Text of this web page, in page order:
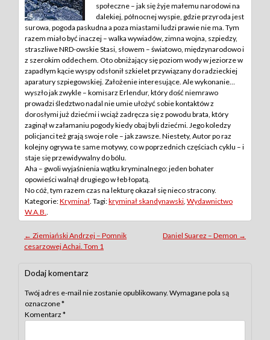
społeczne – jak się żyje małemu narodowi na
dalekiej, północnej wyspie, gdzie przyroda jest
surowa, pogoda paskudna a poza miastami ludzi prawie nie ma. Tym
razem miało być inaczej – walka wywiadów, zimna wojna, szpiedzy,
straszliwe NRD-owskie Stasi, słowem – światowo, międzynarodowo i
z szerokim oddechem. Oto obniżający się poziom wody w jeziorze w
zapadłym kącie wyspy odsłonił szkielet przywiązany do radzieckiej
aparatury szpiegowskiej. Założenie interesujące. Ale wykonanie…
wyszło jak zwykle – komisarz Erlendur, który dość niemrawo
prowadzi śledztwo nadal nie umie ułożyć sobie kontaktów z
dorosłymi już dziećmi i wciąż zadręcza się z powodu brata, który
zaginął w załamaniu pogody kiedy obaj byli dziećmi. Jego koledzy
policjanci też grają swoje role – jak zawsze. Niestety, Autor po raz
kolejny ogrywa te same motywy, co w poprzednich częściach cyklu – i
staje się przewidywalny do bólu.
Aha – gwoli wyjaśnienia wątku kryminalnego: jeden bohater
opowieści walnął drugiego w łeb łopatą.
No cóż, tym razem czas na lekturę okazał się nieco stracony.
Kategorie:Kryminał . Tagi:kryminał skandynawski Wydawnictwo
W.A.B.
Post
navigation
← Ziemiański Andrzej – Pomnik
cesarzowej Achai. Tom 1
Daniel Suarez – Demon →
Dodaj komentarz
Twój adres e-mail nie zostanie opublikowany. Wymagane pola są
oznaczone*
Komentarz *